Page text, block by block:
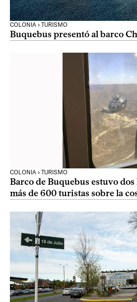
COLONIA › TURISMO
Buquebus presentó al barco
COLONIA › TURISMO
Barco de Buquebus estuvo
más de 600 turistas sobre la